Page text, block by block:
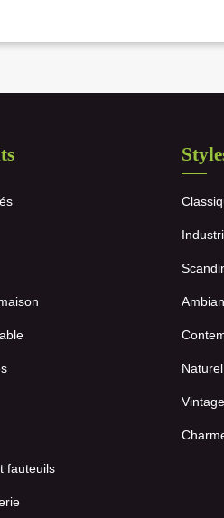
fauteuils
Naturel
Vintage